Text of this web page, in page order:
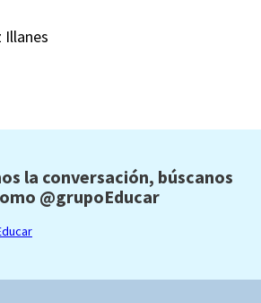
Illanes
la conversación, búscanos
@grupoEducar